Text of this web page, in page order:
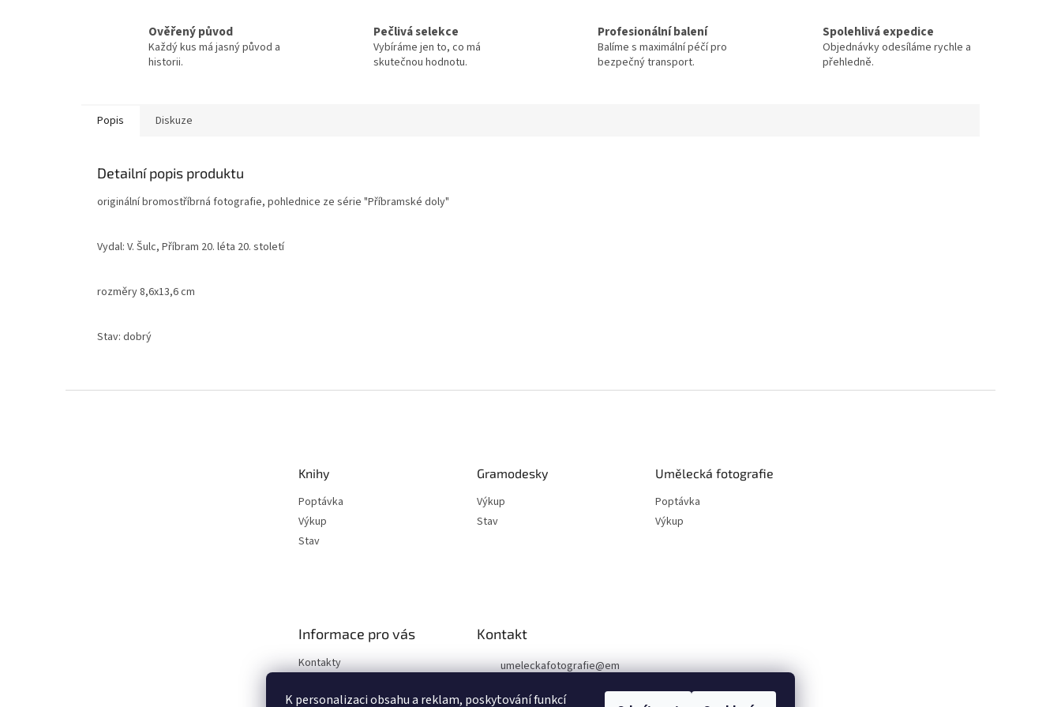
K personalizaci obsahu a reklam, poskytování funkcí
Ověřený původ
Každý kus má jasný původ a
historii.
Pečlivá selekce
Vybíráme jen to, co má
skutečnou hodnotu.
Profesionální balení
Balíme s maximální péčí pro
bezpečný transport.
Spolehlivá expedice
Objednávky odesíláme rychle a
přehledně.
Popis Diskuze
Detailní popis produktu
originální bromostříbrná fotografie, pohlednice ze série "Příbramské doly"
Vydal: V. Šulc, Příbram 20. léta 20. století
rozměry 8,6x13,6 cm
Stav: dobrý
Knihy
Poptávka
Výkup
Stav
Gramodesky
Výkup
Stav
Umělecká fotografie
Poptávka
Výkup
Informace pro vás
Kontakty
Podmínky ochrany osobních
Kontakt
umeleckafotografie@em